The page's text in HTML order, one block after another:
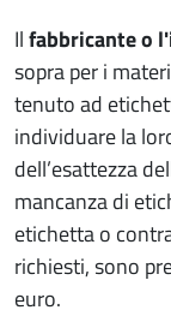
Ilfabbricante o
sopra per i
tenuto ad
individuare la
dell’esattezza
mancanza di
etichetta o
richiesti, sono
euro.